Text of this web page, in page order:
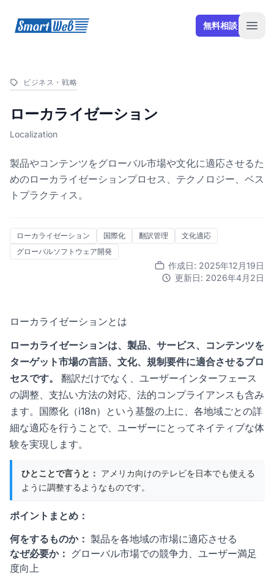
SmartWeb 無料相談
ビジネス・戦略
ローカライゼーション
Localization
製品やコンテンツをグローバル市場や文化に適応させるた
めのローカライゼーションプロセス、テクノロジー、ベス
トプラクティス。
ローカライゼーション 国際化 翻訳管理
文化適応
グローバルソフトウェア開発
作成日: 2025年12月19日
更新日: 2026年4月2日
ローカライゼーションとは
ローカライゼーションは、製品、サービス、コンテンツを
ターゲット市場の言語、文化、規制要件に適合させるプロ
セスです。
翻訳だけでなく、ユーザーインターフェース
の調整、支払い方法の対応、法的コンプライアンスも含み
ます。 国際化（i18n） という基盤の上に、各地域ごとの詳
細な適応を行うことで、ユーザーにとってネイティブな体
験を実現します。
ひとことで言うと： アメリカ向けのテレビを日本でも使える
ように調整するようなものです。
ポイントまとめ：
何をするものか： 製品を各地域の市場に適応させる
なぜ必要か： グローバル市場での競争力、ユーザー満足
度向上